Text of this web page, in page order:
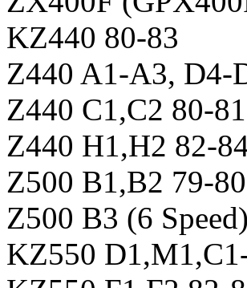
KZ440 80-83
Z440 A1-A3, D4-
Z440 C1,C2 80-81
Z440 H1,H2 82-
Z500 B1,B2 79-80
Z500 B3 (6
KZ550